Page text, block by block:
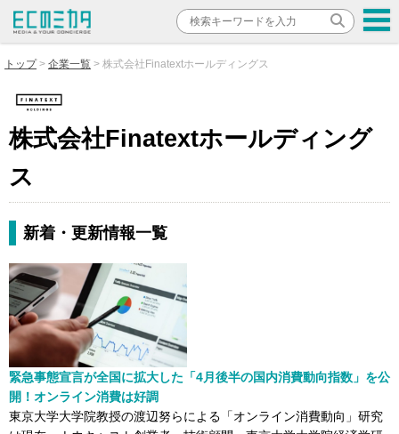
トップ 企業一覧 株式会社Finatextホールディングス
株式会社Finatextホールディング
ス
新着・更新情報一覧
緊急事態宣言が全国に拡大した「4月後半の国内消費動向指数」を公
開！オンライン消費は好調
東京大学大学院教授の渡辺努らによる「オンライン消費動向」研究